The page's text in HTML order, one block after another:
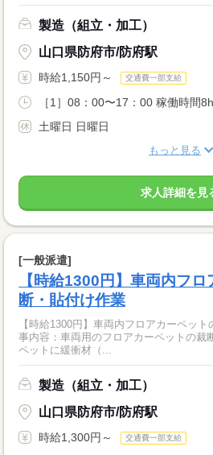
製造（組立・加工）
山口県防府市/防府駅
時給1,150円～ 交通費一部支給
［1］08：00〜17：00 稼働時間
土曜日 日曜日
もっと見る
求人詳細を見
[一般派遣]
【時給1300円】車両内フ
断・貼付け作業
【時給1300円】車両内フロアカーペッ
事内容：車両用のフロアカーペットの裁
ペットに緩衝材（...
製造（組立・加工）
山口県防府市/防府駅
時給1,300円～ 交通費一部支給